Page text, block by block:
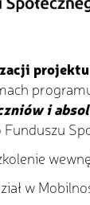
projektu
i
w